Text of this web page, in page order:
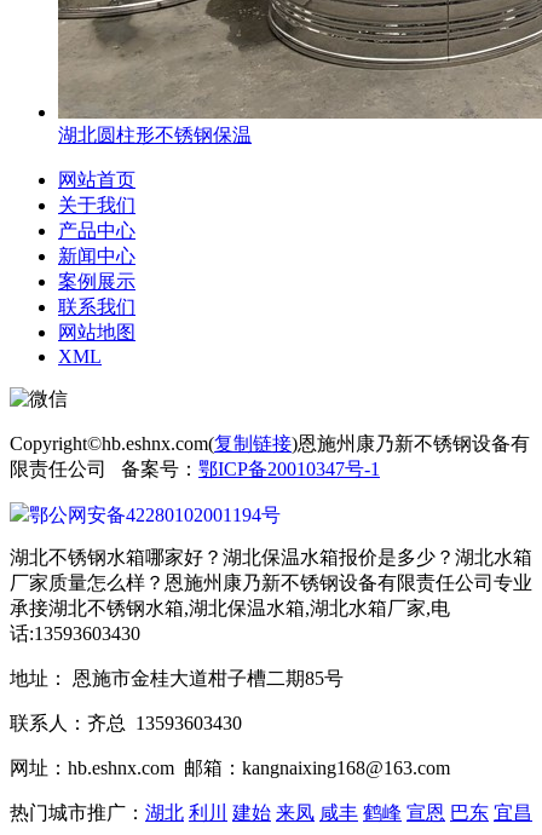
湖北圆柱形不锈钢保温
网站首页
关于我们
产品中心
新闻中心
案例展示
联系我们
网站地图
XML
Copyright©hb.eshnx.com(复制链接)恩施州康乃新不锈钢设备有
限责任公司 备案号： 鄂ICP备20010347号-1
鄂公网安备42280102001194号
湖北不锈钢水箱哪家好？湖北保温水箱报价是多少？湖北水箱
厂家质量怎么样？恩施州康乃新不锈钢设备有限责任公司专业
承接湖北不锈钢水箱,湖北保温水箱,湖北水箱厂家,电
话:13593603430
地址： 恩施市金桂大道柑子槽二期85号
联系人：齐总 13593603430
网址：hb.eshnx.com 邮箱：kangnaixing168@163.com
热门城市推广： 湖北 利川 建始 来凤 咸丰 鹤峰 宣恩 巴东 宜昌